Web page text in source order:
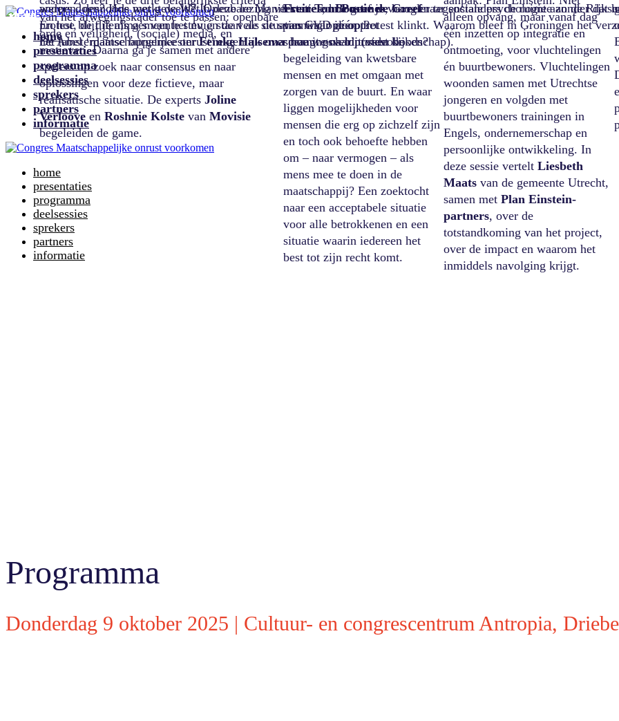
home
presentaties
programma
deelsessies
sprekers
partners
informatie
home
presentaties
programma
deelsessies
sprekers
partners
informatie
Programma
Donderdag 9 oktober 2025 | Cultuur- en congrescentrum Antropia,